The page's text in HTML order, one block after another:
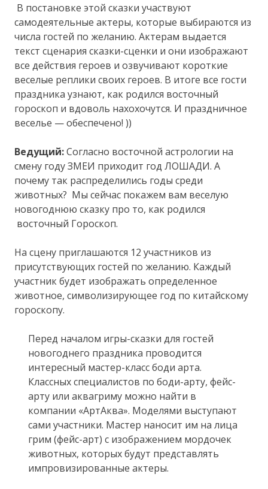
В постановке этой сказки участвуют
самодеятельные актеры, которые выбираются из
числа гостей по желанию. Актерам выдается
текст сценария сказки-сценки и они изображают
все действия героев и озвучивают короткие
веселые реплики своих героев. В итоге все гости
праздника узнают, как родился восточный
гороскоп и вдоволь нахохочутся. И праздничное
веселье — обеспечено! ))
Ведущий:Согласно восточной астрологии на
смену году ЗМЕИ приходит год ЛОШАДИ. А
почему так распределились годы среди
животных? Мы сейчас покажем вам веселую
новогоднюю сказку про то, как родился
восточный Гороскоп.
На сцену приглашаются 12 участников из
присутствующих гостей по желанию. Каждый
участник будет изображать определенное
животное, символизирующее год по китайскому
гороскопу.
Перед началом игры-сказки для гостей
новогоднего праздника проводится
интересный мастер-класс боди арта.
Классных специалистов по боди-арту, фейс-
арту или аквагриму можно найти в
компании «АртАква». Моделями выступают
сами участники. Мастер наносит им на лица
грим (фейс-арт) с изображением мордочек
животных, которых будут представлять
импровизированные актеры.